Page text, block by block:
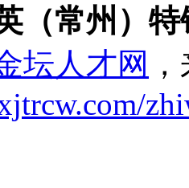
（常州）
坛人才网